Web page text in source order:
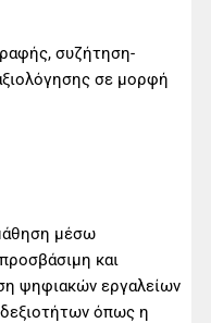
συζήτηση-
σε μορφή
μέσω
και
ψηφιακών εργαλείων
όπως η